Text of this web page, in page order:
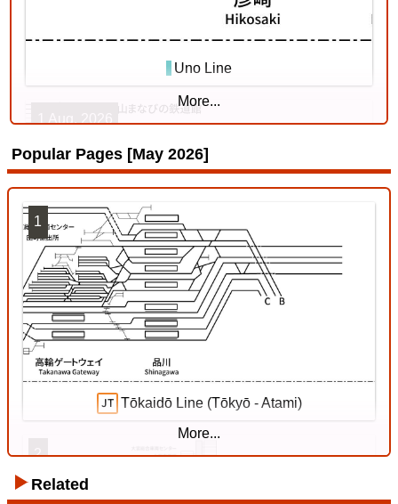
Uno Line
Kishin Line
18 Jul. 2026
More...
Popular Pages [May 2026]
Tōkaidō Line (Tōkyō - Atami)
1
2
More...
Related